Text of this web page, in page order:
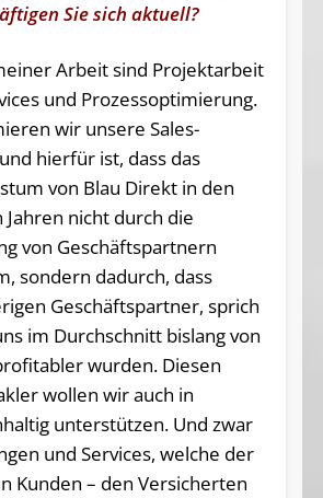
Sie sich aktuell?
Arbeit sind Projektarbeit
und Prozessoptimierung.
wir unsere Sales-
hierfür ist, dass das
von Blau Direkt in den
Jahren nicht durch die
von Geschäftspartnern
sondern dadurch, dass
Geschäftspartner, sprich
im Durchschnitt bislang von
wurden. Diesen
wollen wir auch in
unterstützen. Und zwar
und Services, welche der
Kunden – den Versicherten